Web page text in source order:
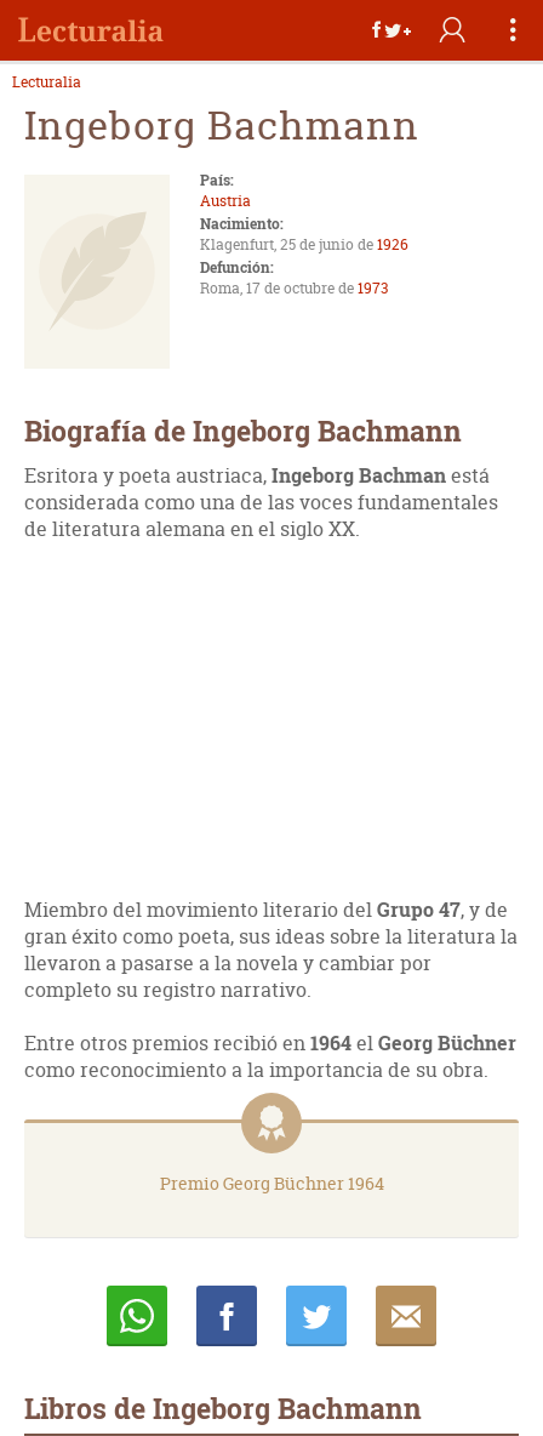
Lecturalia
Ingeborg Bachmann
País:
Austria
Nacimiento:
Klagenfurt, 25 de junio de1926
Defunción:
Roma, 17 de octubre de1973
Biografía de Ingeborg Bachmann
Esritora y poeta austriaca,Ingeborg Bachmanestá
considerada como una de las voces fundamentales
de literatura alemana en el siglo XX.
Miembro del movimiento literario delGrupo 47, y de
gran éxito como poeta, sus ideas sobre la literatura la
llevaron a pasarse a la novela y cambiar por
completo su registro narrativo.
Entre otros premios recibió en1964elGeorg Büchner
como reconocimiento a la importancia de su obra.
Premio Georg Büchner 1964
Libros de Ingeborg Bachmann